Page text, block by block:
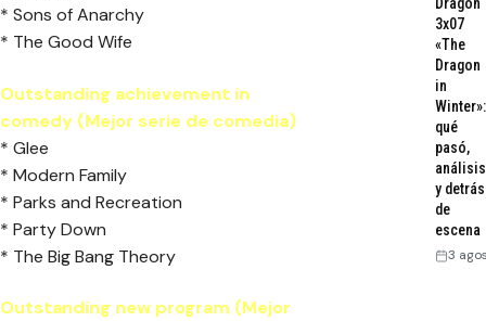
* Sons of Anarchy
* The Good Wife
Outstanding achievement in
comedy (Mejor serie de comedia)
* Glee
* Modern Family
* Parks and Recreation
* Party Down
* The Big Bang Theory
Outstanding new program (Mejor
3x07
«The
Dragon
in
Winter»:
qué
pasó,
análisis
y detrás
de
escena
3